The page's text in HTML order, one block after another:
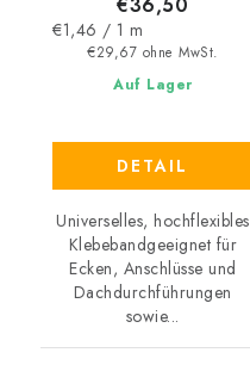
Auf Lager
€29,67 ohne MwSt.
Verkaufspreis:
€1,46 / 1 m
DETAIL
Universelles, hochflexibles
Klebebandgeeignet für
Ecken, Anschlüsse und
Dachdurchführungen
sowie...